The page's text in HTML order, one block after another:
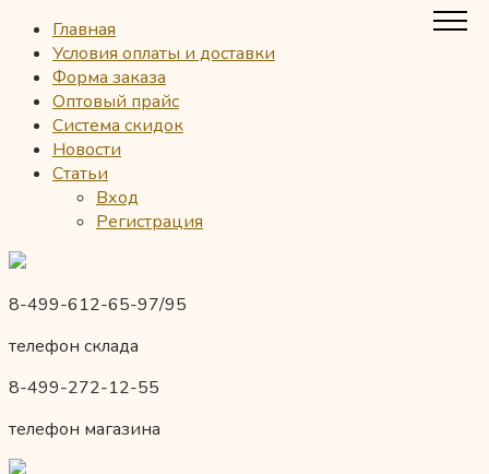
Главная
Условия оплаты и доставки
Форма заказа
Оптовый прайс
Система скидок
Новости
Статьи
Вход
Регистрация
8-499-612-65-97/95
телефон склада
8-499-272-12-55
телефон магазина